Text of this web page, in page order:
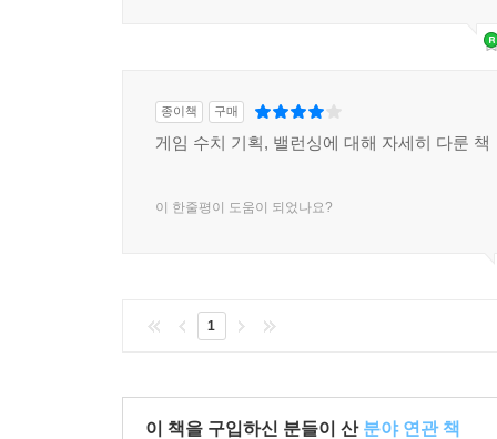
종이책 구매
게임 수치 기획, 밸런싱에 대해 자세히 다룬 책
이 한줄평이 도움이 되었나요?
1
이 책을 구입하신 분들이 산 분야 연관 책